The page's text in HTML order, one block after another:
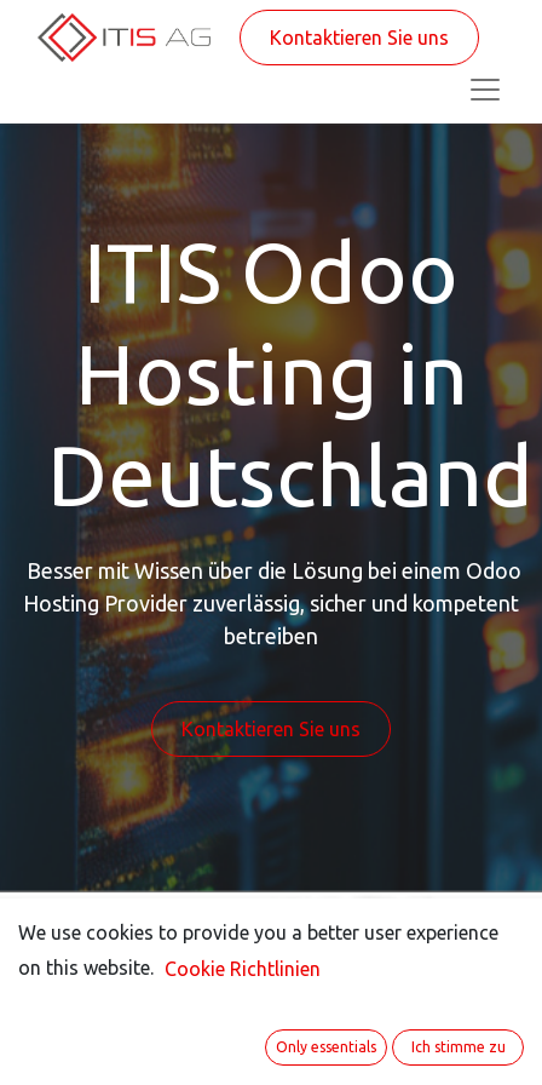
Kontaktieren Sie uns
ITIS Odoo
Hosting in
Deutschland
Besser mit Wissen über die Lösung bei einem Odoo
Hosting Provider zuverlässig, sicher und kompetent
betreiben
Kontaktieren Sie uns
Odoo Hosting –
We use cookies to provide you a better user experience
on this website.
Cookie Richtlinien
Only essentials Ich stimme zu
We use cookies to provide you a better user experience
on this website.
Cookie Richtlinien
Only essentials Ich stimme zu